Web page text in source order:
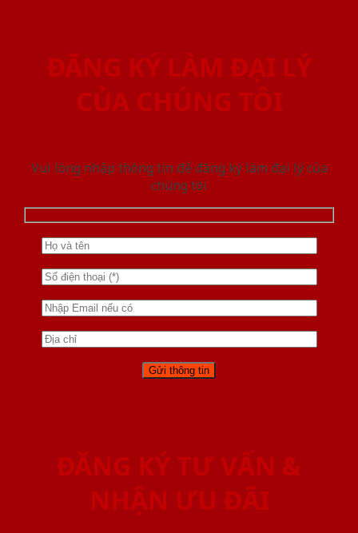
ĐĂNG KÝ LÀM ĐẠI LÝ
CỦA CHÚNG TÔI
Vui lòng nhập thông tin để đăng ký làm đại lý của
chúng tôi
ĐĂNG KÝ TƯ VẤN &
NHẬN ƯU ĐÃI